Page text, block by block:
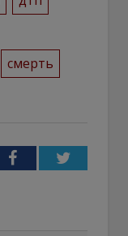
смерть
FacebookTwitter